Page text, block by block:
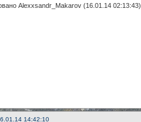
Alexxsandr_Makarov (16.01.14 02:13:43)
14:42:10